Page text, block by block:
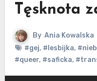
Tęsknota
By Ania Kowalska
#gej, #lesbijka,
#queer, #saficka,